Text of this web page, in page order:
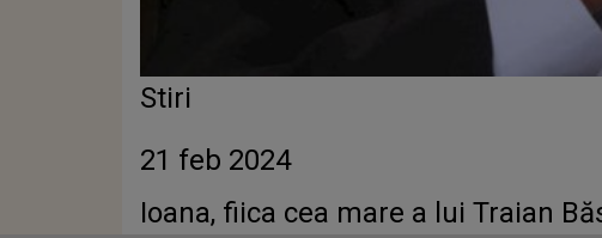
Stiri
21 feb 2024
Ioana, fiica cea mare a lui Traian